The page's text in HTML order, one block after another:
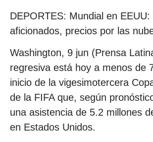
DEPORTES: Mundial en
aficionados, precios por las
Washington, 9 jun (Prensa
regresiva está hoy a menos de
inicio de la vigesimotercera
de la FIFA que, según
una asistencia de 5.2 millones
en Estados Unidos.